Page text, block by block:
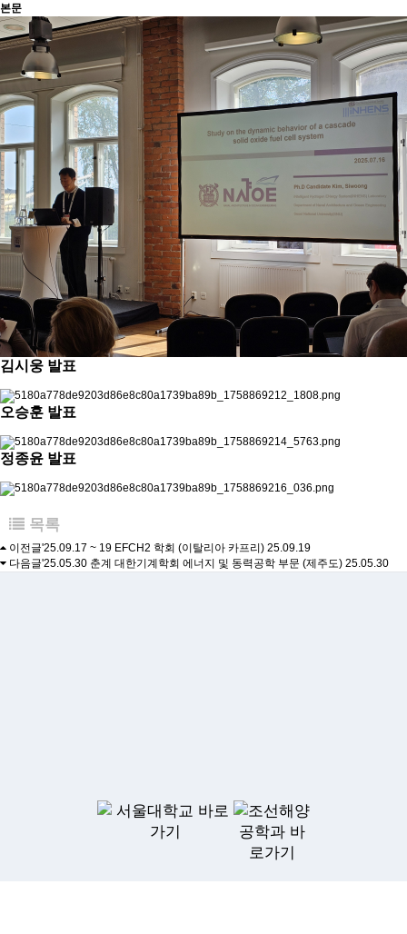
본문
김시웅 발표
오승훈 발표
정종윤 발표
목록
이전글'25.09.17 ~ 19 EFCH2 학회 (이탈리아 카프리) 25.09.19
다음글'25.05.30 춘계 대한기계학회 에너지 및 동력공학 부문 (제주도) 25.05.30
sgkang@snu.ac.kr